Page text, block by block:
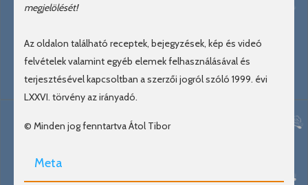
megjelölését!
Az oldalon található receptek, bejegyzések, kép és videó
felvételek valamint egyéb elemek felhasználásával és
terjesztésével kapcsoltban a szerzői jogról szóló 1999. évi
LXXVI. törvény az irányadó.
© Minden jog fenntartva Átol Tibor
Meta